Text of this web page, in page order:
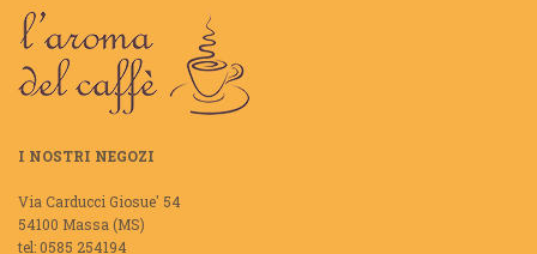
I NOSTRI NEGOZI
Via Carducci Giosue' 54
54100 Massa (MS)
tel: 0585 254194